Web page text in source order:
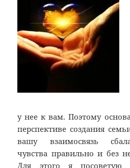
у нее к вам. Поэтому
перспективе создания
вашу взаимосвязь
чувства правильно и без
Для этого я посоветую